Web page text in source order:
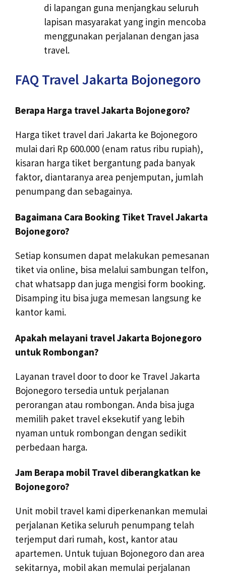
di lapangan guna menjangkau seluruh
lapisan masyarakat yang ingin mencoba
menggunakan perjalanan dengan jasa
travel.
FAQ Travel Jakarta Bojonegoro
Berapa Harga travel Jakarta Bojonegoro?
Harga tiket travel dari Jakarta ke Bojonegoro
mulai dari Rp 600.000 (enam ratus ribu rupiah),
kisaran harga tiket bergantung pada banyak
faktor, diantaranya area penjemputan, jumlah
penumpang dan sebagainya.
Bagaimana Cara Booking Tiket Travel Jakarta
Bojonegoro?
Setiap konsumen dapat melakukan pemesanan
tiket via online, bisa melalui sambungan telfon,
chat whatsapp dan juga mengisi form booking.
Disamping itu bisa juga memesan langsung ke
kantor kami.
Apakah melayani travel Jakarta Bojonegoro
untuk Rombongan?
Layanan travel door to door ke Travel Jakarta
Bojonegoro tersedia untuk perjalanan
perorangan atau rombongan. Anda bisa juga
memilih paket travel eksekutif yang lebih
nyaman untuk rombongan dengan sedikit
perbedaan harga.
Jam Berapa mobil Travel diberangkatkan ke
Bojonegoro?
Unit mobil travel kami diperkenankan memulai
perjalanan Ketika seluruh penumpang telah
terjemput dari rumah, kost, kantor atau
apartemen. Untuk tujuan Bojonegoro dan area
sekitarnya, mobil akan memulai perjalanan